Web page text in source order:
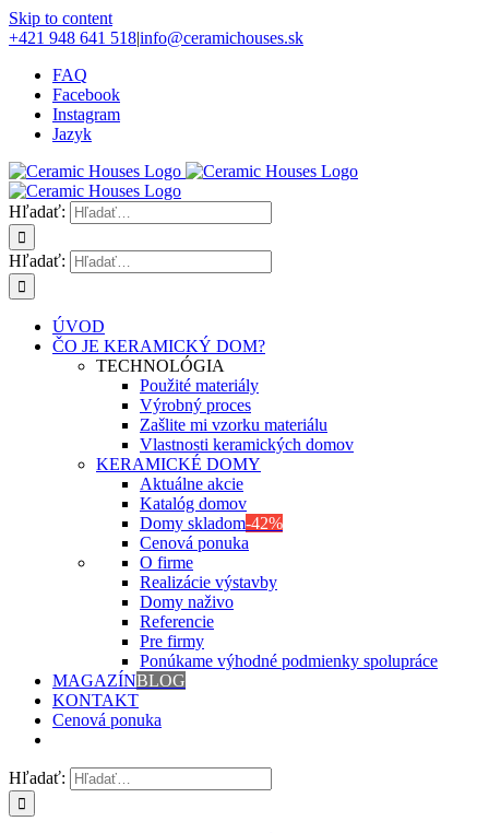
Skip to content
+421 948 641 518|info@ceramichouses.sk
FAQ
Facebook
Instagram
Jazyk
Hľadať:
Hľadať:
ÚVOD
ČO JE KERAMICKÝ DOM?
TECHNOLÓGIA
Použité materiály
Výrobný proces
Zašlite mi vzorku materiálu
Vlastnosti keramických domov
KERAMICKÉ DOMY
Aktuálne akcie
Katalóg domov
Domy skladom-42%
Cenová ponuka
O firme
Realizácie výstavby
Domy naživo
Referencie
Pre firmy
Ponúkame výhodné podmienky spolupráce
MAGAZÍNBLOG
KONTAKT
Cenová ponuka
Hľadať: